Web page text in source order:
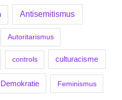
Antisemitismus
Autoritarismus
controls culturacisme
Demokratie Feminismus